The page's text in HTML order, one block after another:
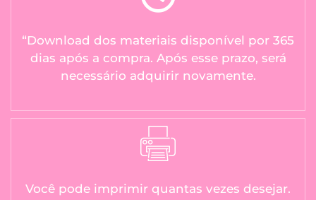
“Download dos materiais disponível por 365
dias após a compra. Após esse prazo, será
necessário adquirir novamente.
Você pode imprimir quantas vezes desejar.